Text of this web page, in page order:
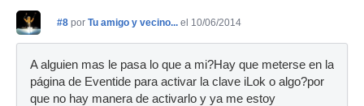
#8 por Tu amigo y vecino... el 10/06/2014
A alguien mas le pasa lo que a mi?Hay que meterse en la
página de Eventide para activar la clave iLok o algo?por
que no hay manera de activarlo y ya me estoy